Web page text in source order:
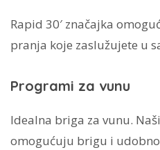
Rapid 30′ značajka
pranja koje zaslužujete u
Programi za vunu
Idealna briga za vunu.
omogućuju brigu i